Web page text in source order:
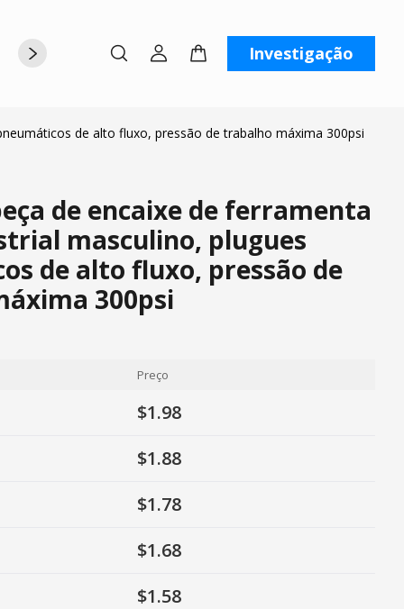
Sobre nós Contate-nos Investigação
de alto fluxo, pressão de trabalho máxima 300psi
de encaixe de ferramenta
masculino, plugues
de alto fluxo, pressão de
300psi
Preço
$1.98
$1.88
$1.78
$1.68
$1.58